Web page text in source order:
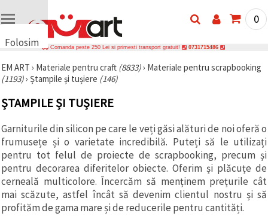
Folosim
uri
🍪 Folosim
și
similare
pentru a
asigura
funcționarea
corectă a
site-ului,
pentru a vă
îmbunătăți
experiența
și, cu
0
Comanda peste 250 Lei si primesti transport gratuit! 0731715486
EM ART › Materiale pentru craft (8833)› Materiale pentru scrapbooking
(1193)› Ștampile și tușiere (146)
ȘTAMPILE ȘI TUȘIERE
Garniturile din silicon pe care le veți găsi alături de noi oferă o
frumusețe și o varietate incredibilă. Puteți să le utilizați
pentru tot felul de proiecte de scrapbooking, precum și
pentru decorarea diferitelor obiecte. Oferim și plăcuțe de
cerneală multicolore. Încercăm să menținem prețurile cât
mai scăzute, astfel încât să devenim clientul nostru și să
profităm de gama mare și de reducerile pentru cantități.